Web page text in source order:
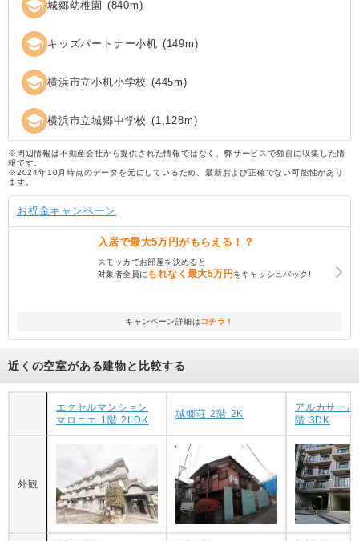
school 城郷幼稚園 (840m)
school キッズパートナー小机 (149m)
school 横浜市立小机小学校 (445m)
school 横浜市立城郷中学校 (1,128m)
※周辺情報は不動産会社から提供された情報ではなく、弊サービスで独自に収集した情
報です。
※2024年10月時点のデータを元にしているため、最新および正確でない可能性があり
ます。
お祝金キャンペーン
入居で最大5万円がもらえる！？
スモッカでお部屋を決めると
対象者全員に もれなく最大5万円をキャッシュバック!
キャンペーン詳細はコチラ！
近くの空室がある建物と比較する
エクセルマンション
マロニエ 1階 2LDK
城郷荘 2階 2K
アルカサー
階 3DK
外観